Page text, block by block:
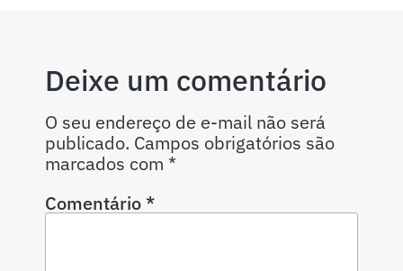
Deixe um comentário
O seu endereço de e-mail não será
publicado. Campos obrigatórios são
marcados com *
Comentário*